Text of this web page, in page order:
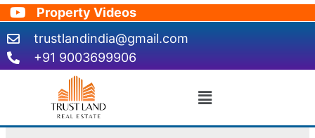
Skip
to
content
Property Videos
trustlandindia@gmail.com
+91 9003699906
Menu